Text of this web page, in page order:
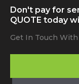
Don't pay for
QUOTE today
Get In Touch With